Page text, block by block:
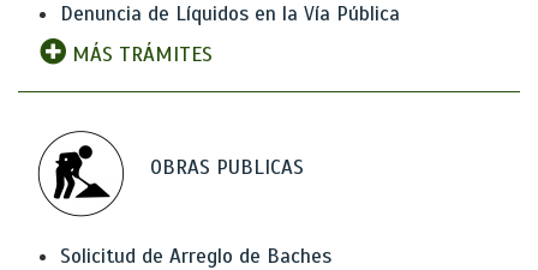
Denuncia de Líquidos en la Vía Pública
MÁS TRÁMITES
OBRAS PUBLICAS
Solicitud de Arreglo de Baches